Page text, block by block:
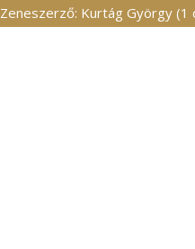
Kurtág György (1